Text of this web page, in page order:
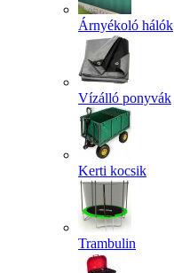
Árnyékoló hálók
Vízálló ponyvák
Kerti kocsik
Trambulin